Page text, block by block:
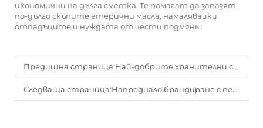
икономични на дълга сметка. Те помагат да запазят
по-дълго скъпите етерични масла, намалявайки
отпадъците и нуждата от чести подмяны.
Предишна страница:Най-добрите хранителни съдове за супи, салати и закуски
Следваща страница:Напреднало брандиране с персонализирани махалести бурканчета с лого, поръчвани на група